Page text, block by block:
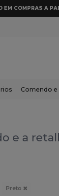
COMPRAS A
Comendo
e a
Preto